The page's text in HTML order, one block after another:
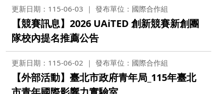
更新日期：115-06-03 發布單位：國際合作組
【競賽訊息】2026 UAiTED 創新競賽新創團
隊校內提名推薦公告
更新日期：115-06-02 發布單位：國際合作組
【外部活動】臺北市政府青年局_115年臺北